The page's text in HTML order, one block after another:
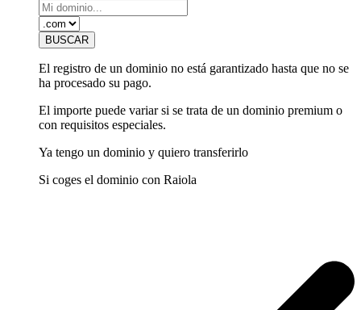
El registro de un dominio no está garantizado hasta que no se
ha procesado su pago.
El importe puede variar si se trata de un dominio premium o
con requisitos especiales.
Ya tengo un dominio y quiero transferirlo
Si coges el dominio con Raiola